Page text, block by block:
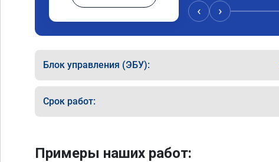
‹ ›
Блок управления (ЭБУ):
Срок работ:
Примеры наших работ: